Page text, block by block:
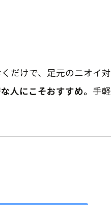
だけで、足元のニオイ対
人にこそおすすめ。 手軽